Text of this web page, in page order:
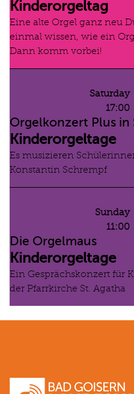
Kinderorgeltag
Eine alte Orgel ganz neu
einmal wissen, wie ein
Dann komm vorbei!
Saturday
17:00
Orgelkonzert Plus in
Kinderorgeltage
Es musizieren
Konstantin Schrempf
Sunday
11:00
Die Orgelmaus
Kinderorgeltage
Ein Gesprächskonzert für
der Pfarrkirche St. Agatha